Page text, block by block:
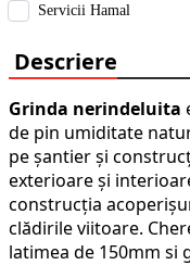
Servicii Hamal
Descriere
Grinda nerindeluita
de pin umiditate
pe șantier și
exterioare și
construcția
clădirile viitoare.
latimea de 150mm si